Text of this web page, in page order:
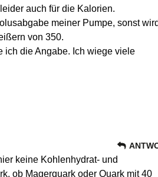
auch für die Kalorien.
meiner Pumpe, sonst
von 350.
ich die Angabe. Ich wiege viele
keine Kohlenhydrat- und
ob Magerquark oder Quark mit 40